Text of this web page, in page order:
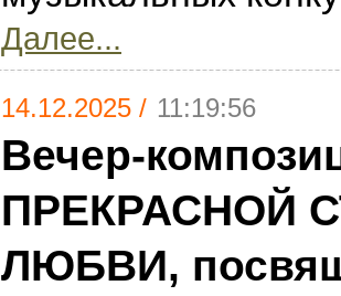
Далее...
14.12.2025 / 11:19:56
Вечер-
ПРЕКРАСНОЙ
ЛЮБВИ,